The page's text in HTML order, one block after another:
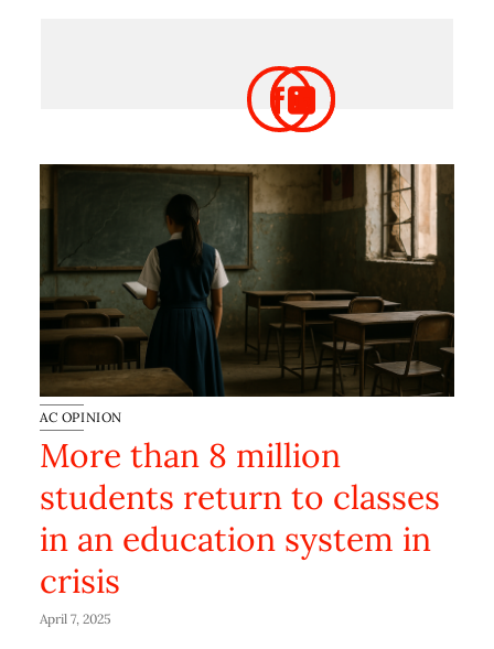
AC OPINION
More than 8 million
students return to classes
in an education system in
crisis
April 7, 2025